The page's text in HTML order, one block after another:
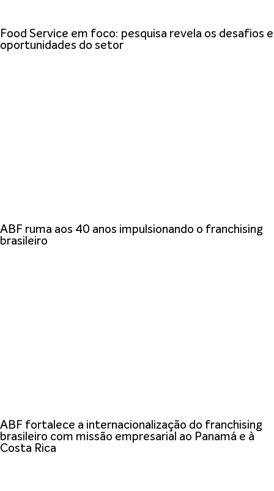
Food Service em foco: pesquisa revela os desafios e
oportunidades do setor
ABF ruma aos 40 anos impulsionando o franchising
brasileiro
ABF fortalece a internacionalização do franchising
brasileiro com missão empresarial ao Panamá e à
Costa Rica